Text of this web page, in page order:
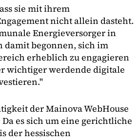
sie mit ihrem
nicht allein dasteht.
Energieversorger in
damit begonnen, sich im
erheblich zu engagieren
wichtiger werdende digitale
der Mainova WebHouse
es sich um eine gerichtliche
der hessischen